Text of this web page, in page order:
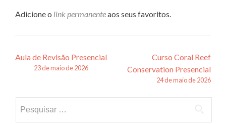
Adicione o link permanenteaos seus favoritos.
Navegação
posts
Aula de Revisão Presencial
23 de maio de 2026
Curso Coral Reef
Conservation Presencial
24 de maio de 2026
por: